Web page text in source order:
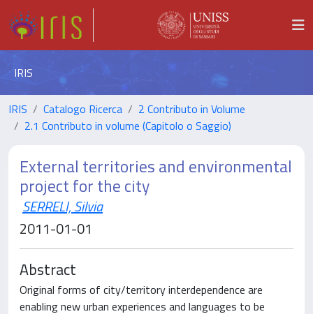
IRIS
IRIS Catalogo Ricerca
2 Contributo in Volume
2.1 Contributo in volume (Capitolo o Saggio)
External territories and environmental
project for the city
SERRELI, Silvia
2011-01-01
Abstract
Original forms of city/territory interdependence are
enabling new urban experiences and languages to be